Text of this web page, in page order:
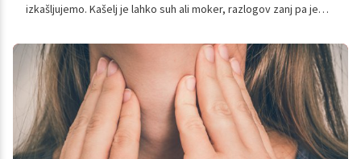
izkašljujemo. Kašelj je lahko suh ali moker, razlogov zanj pa je
razlogi?